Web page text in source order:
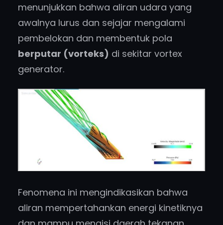
menunjukkan bahwa aliran udara yang
awalnya lurus dan sejajar mengalami
pembelokan dan membentuk pola
berputar (vorteks) di sekitar vortex
generator.
Fenomena ini mengindikasikan bahwa
aliran mempertahankan energi kinetiknya